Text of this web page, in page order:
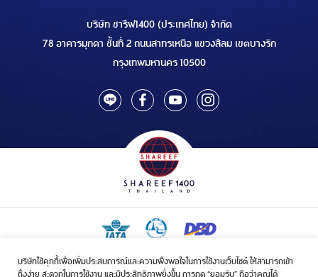
บริษัทใช้คุกกี้เพื่อเพิ่มประสบการณ์และความพึงพอใจในการใช้งานเว็บไซต์ ให้สามารถเข้า
ถึงง่าย สะดวกในการใช้งาน และมีประสิทธิภาพยิ่งขึ้น การกด “ยอมรับ” ถือว่าคุณได้
บริษัท ชารีฟ1400 (ประเทศไทย) จำกัด
78 อาคารมุกดา ชั้นที่ 2 ถนนสาทรเหนือ แขวงสีลม เขตบางรัก
กรุงเทพมหานคร 10500
ใบอนุญาตเป็นผู้ประกอบกิจการรับจัดบริการขนส่งในกิจการฮัจย์เลขที่ 1/2568